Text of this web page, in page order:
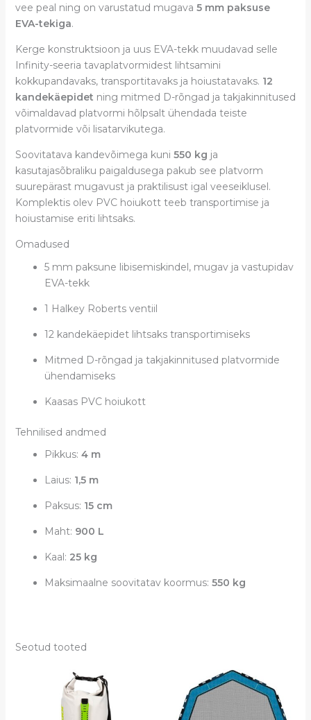
vee peal ning on varustatud mugava 5 mm paksuse
EVA-tekiga.
Kerge konstruktsioon ja uus EVA-tekk muudavad selle
Infinity-seeria tavaplatvormidest lihtsamini
kokkupandavaks, transportitavaks ja hoiustatavaks. 12
kandekäepidet ning mitmed D-rõngad ja takjakinnitused
võimaldavad platvormi hõlpsalt ühendada teiste
platvormide või lisatarvikutega.
Soovitatava kandevõimega kuni 550 kg ja
kasutajasõbraliku paigaldusega pakub see platvorm
suurepärast mugavust ja praktilisust igal veeseiklusel.
Komplektis olev PVC hoiukott teeb transportimise ja
hoiustamise eriti lihtsaks.
Omadused
5 mm paksune libisemiskindel, mugav ja vastupidav
EVA-tekk
1 Halkey Roberts ventiil
12 kandekäepidet lihtsaks transportimiseks
Mitmed D-rõngad ja takjakinnitused platvormide
ühendamiseks
Kaasas PVC hoiukott
Tehnilised andmed
Pikkus: 4 m
Laius: 1,5 m
Paksus: 15 cm
Maht: 900 L
Kaal: 25 kg
Maksimaalne soovitatav koormus: 550 kg
Seotud tooted